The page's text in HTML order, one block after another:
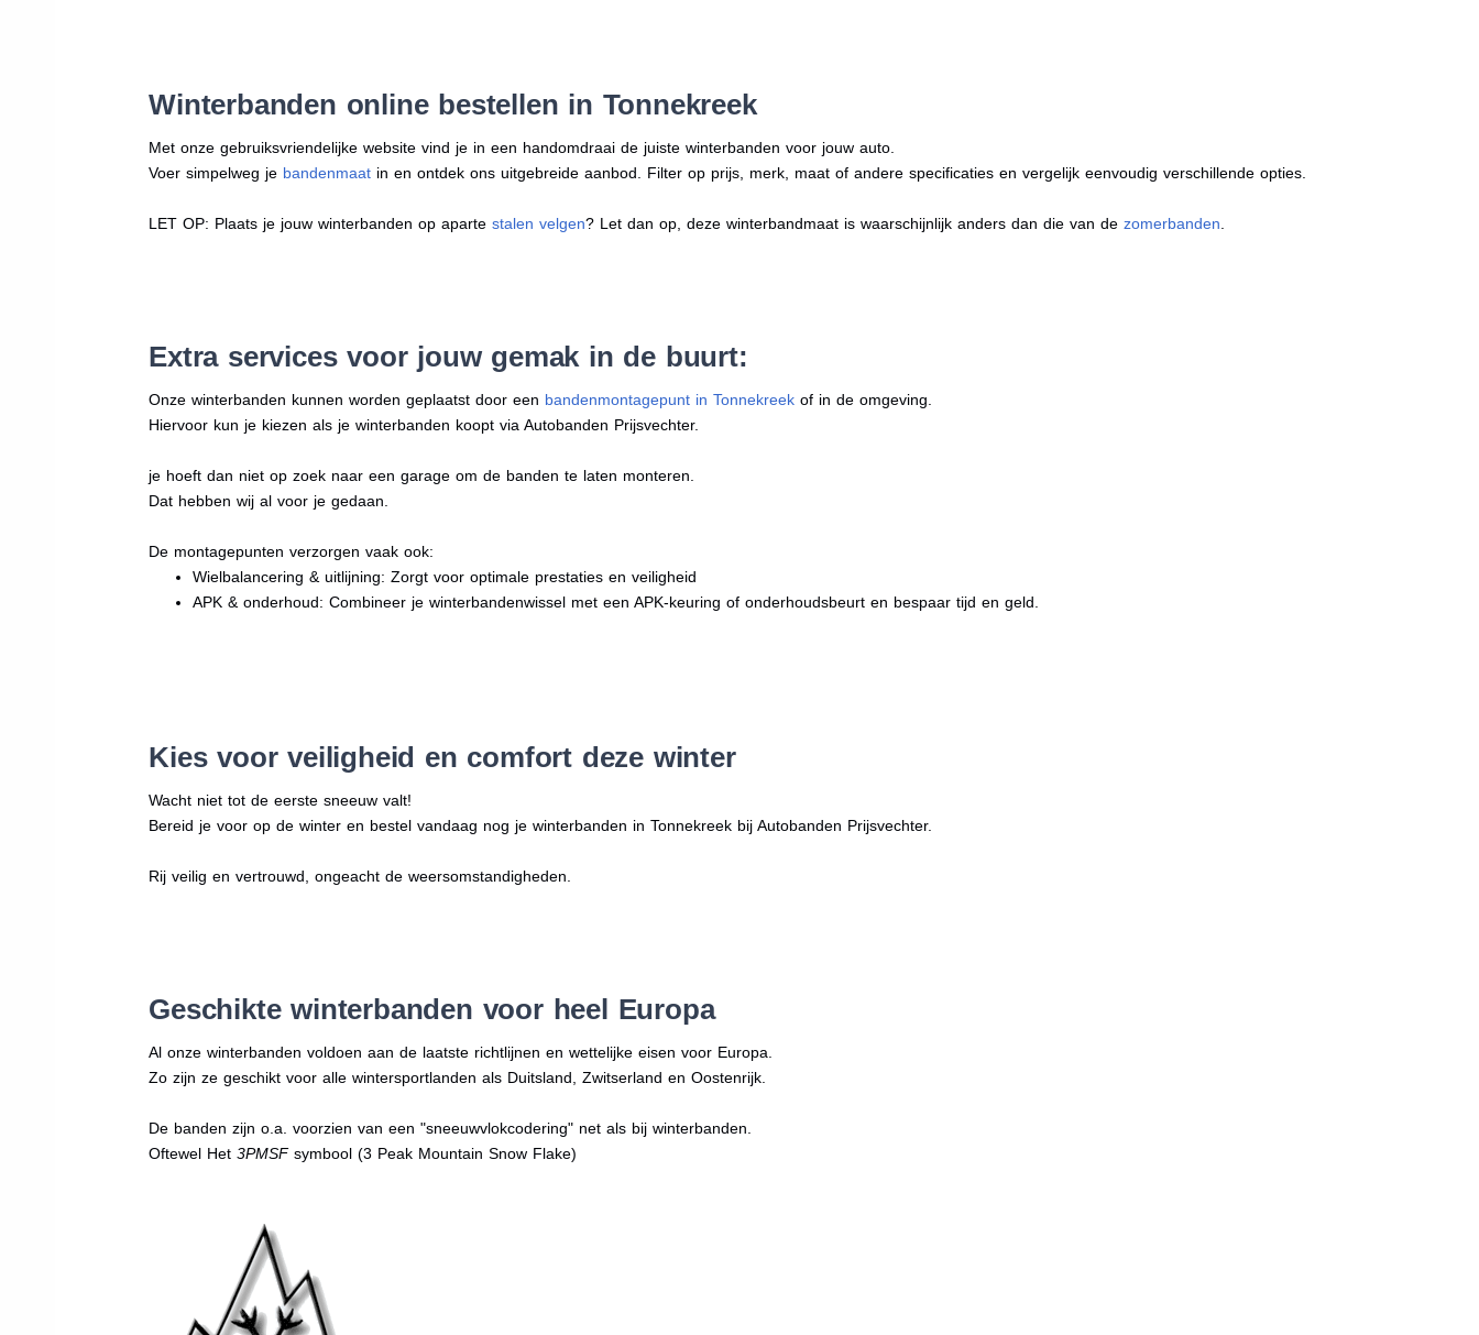
Winterbanden online bestellen in Tonnekreek
Met onze gebruiksvriendelijke website vind je in een handomdraai de juiste winterbanden voor jouw auto.
Voer simpelweg je bandenmaat in en ontdek ons uitgebreide aanbod. Filter op prijs, merk, maat of andere specificaties en vergelijk eenvoudig verschillende opties.
LET OP: Plaats je jouw winterbanden op apartestalen velgen? Let dan op, deze winterbandmaat is waarschijnlijk anders dan die van dezomerbanden
Extra services voor jouw gemak in de buurt:
Onze winterbanden kunnen worden geplaatst door een bandenmontagepunt in Tonnekreek of in de omgeving.
Hiervoor kun je kiezen als je winterbanden koopt via Autobanden Prijsvechter.
je hoeft dan niet op zoek naar een garage om de banden te laten monteren.
Dat hebben wij al voor je gedaan.
De montagepunten verzorgen vaak ook:
Wielbalancering & uitlijning: Zorgt voor optimale prestaties en veiligheid
APK & onderhoud: Combineer je winterbandenwissel met een APK-keuring of onderhoudsbeurt en bespaar tijd en geld.
Kies voor veiligheid en comfort deze winter
Wacht niet tot de eerste sneeuw valt!
Bereid je voor op de winter en bestel vandaag nog je winterbanden in Tonnekreek bij Autobanden Prijsvechter.
Rij veilig en vertrouwd, ongeacht de weersomstandigheden.
Geschikte winterbanden voor heel Europa
Al onze winterbanden voldoen aan de laatste richtlijnen en wettelijke eisen voor Europa.
Zo zijn ze geschikt voor alle wintersportlanden als Duitsland, Zwitserland en Oostenrijk.
De banden zijn o.a. voorzien van een "sneeuwvlokcodering" net als bij winterbanden.
Oftewel Het3PMSFsymbool (3 Peak Mountain Snow Flake)